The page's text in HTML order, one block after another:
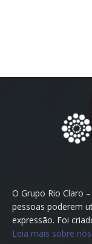
O Grupo Rio Claro
pessoas poderem
expressão. Foi
Leia mais sobre nós